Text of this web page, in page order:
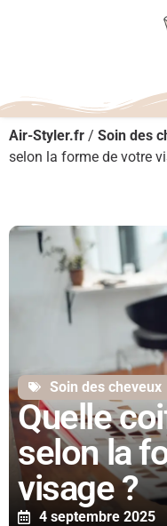
Air-Styler.fr / Soin des
selon la forme de votre
Soin des cheveux
Quelle
selon la
visage ?
4 septembre 2025